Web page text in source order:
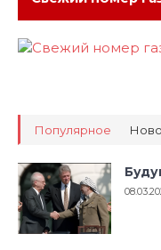
Популярное